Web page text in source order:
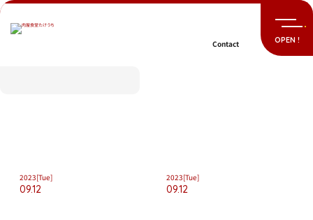
to
content
Contact
2023[Tue]
09.12
2023[Tue]
09.12